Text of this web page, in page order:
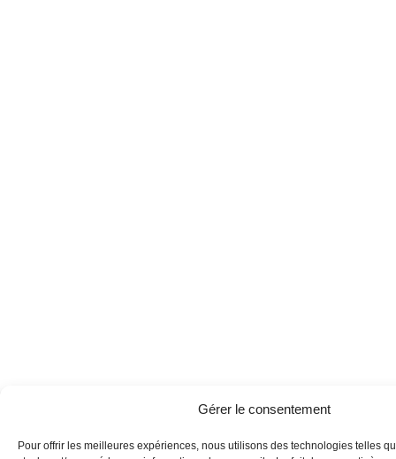
Gérer le consentement
Pour offrir les meilleures expériences, nous utilisons des technologies telles